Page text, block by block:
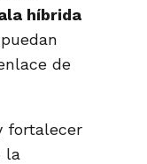
híbrida
de
fortalecer
la